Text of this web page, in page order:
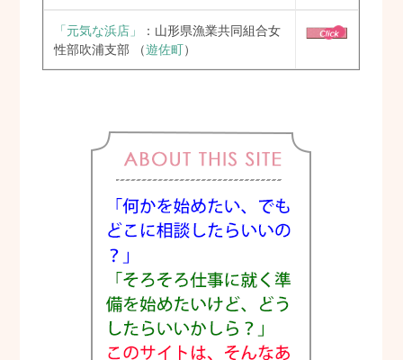
「元気な浜店」
：山形県漁業共同組合女
性部吹浦支部
（遊佐町）